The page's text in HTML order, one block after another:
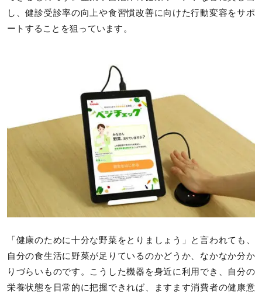
し、健診受診率の向上や食習慣改善に向けた行動変容をサポ
ートすることを狙っています。
「健康のために十分な野菜をとりましょう」と言われても、
自分の食生活に野菜が足りているのかどうか、なかなか分か
りづらいものです。こうした機器を身近に利用でき、自分の
栄養状態を日常的に把握できれば、ますます消費者の健康意